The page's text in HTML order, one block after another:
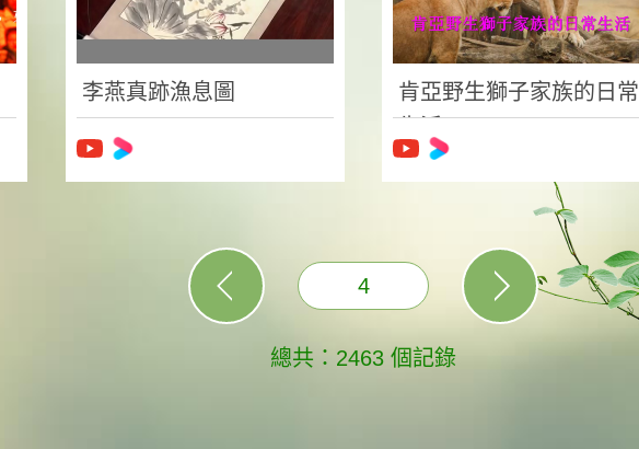
李燕真跡漁息圖
肯亞野生獅子家族的日常
生活
4
總共：2463 個記錄